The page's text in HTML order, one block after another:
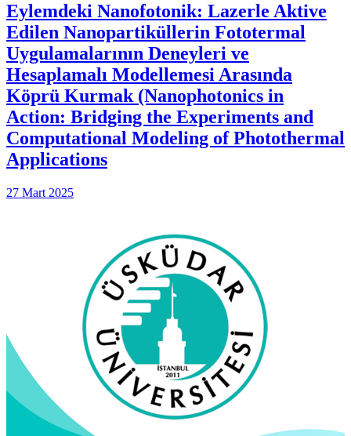
Eylemdeki Nanofotonik: Lazerle Aktive
Edilen Nanopartiküllerin Fototermal
Uygulamalarının Deneyleri ve
Hesaplamalı Modellemesi Arasında
Köprü Kurmak (Nanophotonics in
Action: Bridging the Experiments and
Computational Modeling of Photothermal
Applications
27 Mart 2025